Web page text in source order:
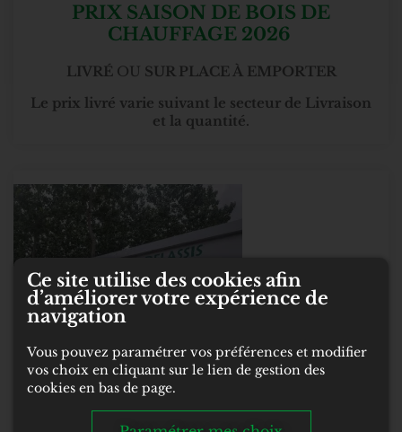
PRIX SAISON DE BOIS DE
CHAUFFAGE 2026
LIVRÉ OU SUR PLACE À EMPORTER
Le prix livré varie suivant le secteur de Livraison
et la quantité.
Ce site utilise des cookies afin
d’améliorer votre expérience de
navigation
Vous pouvez paramétrer vos préférences et modifier
vos choix en cliquant sur le lien de gestion des
cookies en bas de page.